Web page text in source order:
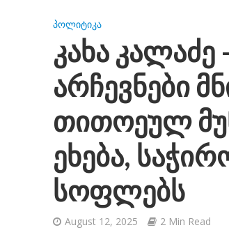
ᲞᲝᲚᲘᲢᲘᲙᲐ
კახა
არჩევნები
თითოეულ
ეხება,
სოფლებს
August 12, 2025 2 Min Read